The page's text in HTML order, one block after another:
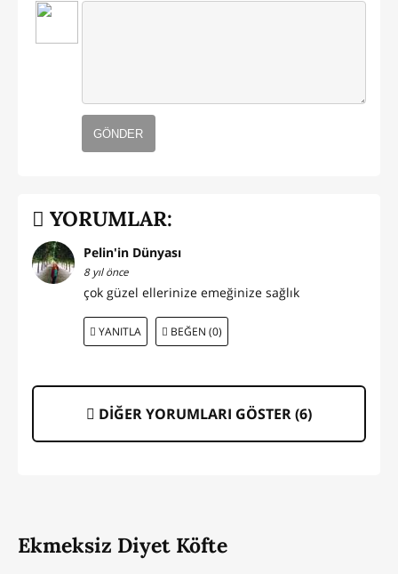
GÖNDER
YORUMLAR:
Pelin'in Dünyası
8 yıl önce
çok güzel ellerinize emeğinize sağlık
YANITLA BEĞEN (0)
DİĞER YORUMLARI GÖSTER (6)
Ekmeksiz Diyet Köfte